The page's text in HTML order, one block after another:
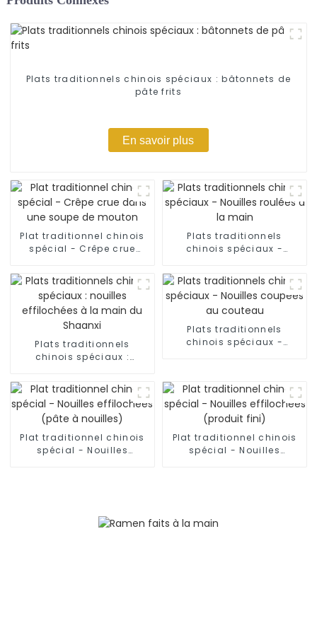
Plats traditionnels chinois spéciaux : bâtonnets de
pâte frits
En savoir plus
Plat traditionnel chinois
spécial - Crêpe crue
mouton
Plats traditionnels
chinois spéciaux -
main
Plats traditionnels
chinois spéciaux :
main du Shaanxi
Plats traditionnels
chinois spéciaux -
Plat traditionnel chinois
spécial - Nouilles
Plat traditionnel chinois
spécial - Nouilles